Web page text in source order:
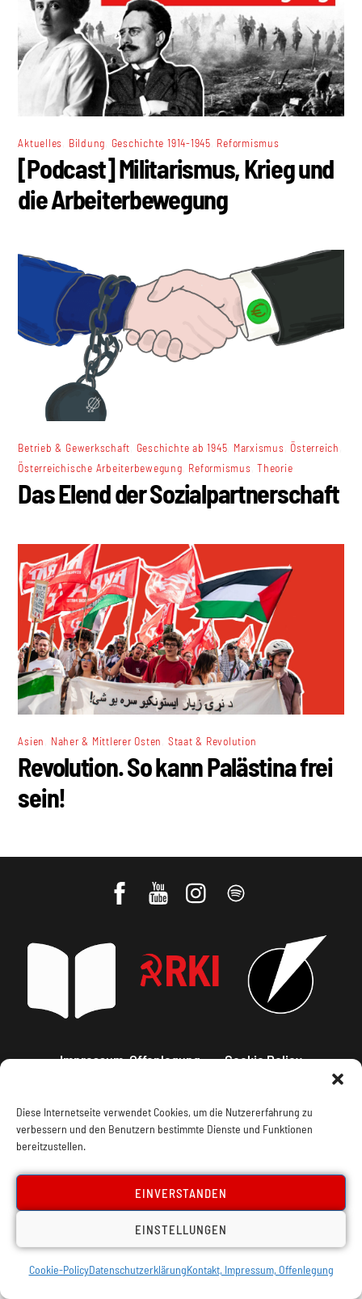
Diese Internetseite verwendet Cookies, um die Nutzererfahrung zu
verbessern und den Benutzern bestimmte Dienste und Funktionen
bereitzustellen.
EINVERSTANDEN
EINSTELLUNGEN
Cookie-PolicyDatenschutzerklärungKontakt, Impressum, Offenlegung
Aktuelles Bildung Geschichte 1914-1945 Reformismus
[Podcast] Militarismus, Krieg und
die Arbeiterbewegung
Betrieb & Gewerkschaft Geschichte ab 1945 Marxismus Österreich
Österreichische Arbeiterbewegung Reformismus ,Theorie
Das Elend der Sozialpartnerschaft
Asien Naher & Mittlerer Osten Staat & Revolution
Revolution. So kann Palästina frei
sein!
Impressum, Offenlegung Cookie Policy
Datenschutz Kontakt